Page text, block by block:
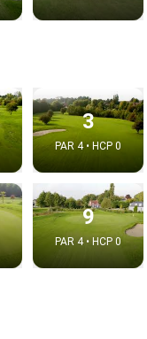
3
PAR 4 • HCP 0
9
PAR 4 • HCP 0
Choix de la vidéo:
Embed code